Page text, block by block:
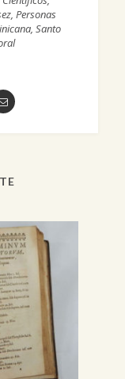
, Personas
,Santo